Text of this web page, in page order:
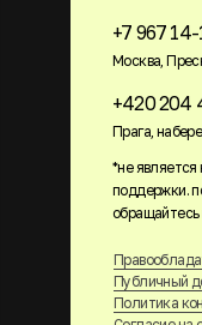
+7 967
Москва,
+420 204
Прага,
Публичный
Политика
*не
поддержки.
обращайтесь